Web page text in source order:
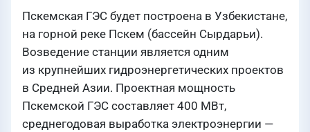
Пскемская ГЭС будет построена в Узбекистане,
на горной реке Пскем (бассейн Сырдарьи).
Возведение станции является одним
из крупнейших гидроэнергетических проектов
в Средней Азии. Проектная мощность
Пскемской ГЭС составляет 400 МВт,
среднегодовая выработка электроэнергии —